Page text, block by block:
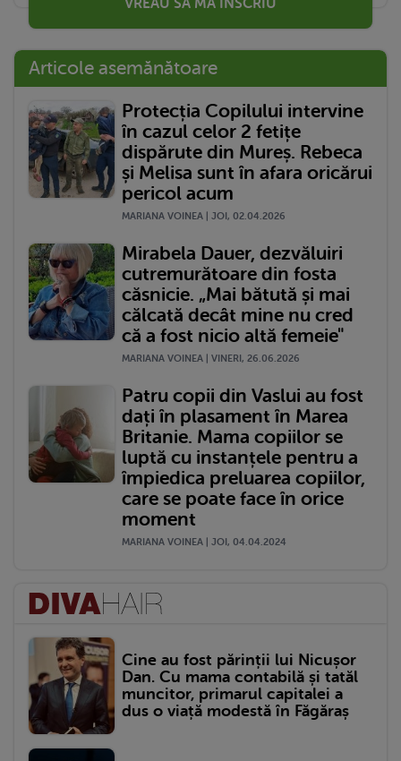
VREAU SĂ MĂ ÎNSCRIU
Articole asemănătoare
Protecția Copilului intervine
în cazul celor 2 fetițe
dispărute din Mureș. Rebeca
și Melisa sunt în afara oricărui
pericol acum
MARIANA VOINEA | JOI, 02.04.2026
Mirabela Dauer, dezvăluiri
cutremurătoare din fosta
căsnicie. „Mai bătută și mai
călcată decât mine nu cred
că a fost nicio altă femeie"
MARIANA VOINEA | VINERI, 26.06.2026
Patru copii din Vaslui au fost
dați în plasament în Marea
Britanie. Mama copiilor se
luptă cu instanțele pentru a
împiedica preluarea copiilor,
care se poate face în orice
moment
MARIANA VOINEA | JOI, 04.04.2024
Cine au fost părinții lui Nicușor
Dan. Cu mama contabilă și tatăl
muncitor, primarul capitalei a
dus o viață modestă în Făgăraș